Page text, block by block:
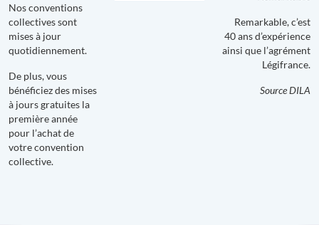
Nos conventions
collectives sont
mises à jour
quotidiennement.
De plus, vous
bénéficiez des mises
à jours gratuites la
première année
pour l’achat de
votre convention
collective.
Remarkable, c’est
40 ans d’expérience
ainsi que l’agrément
Légifrance.
Source DILA